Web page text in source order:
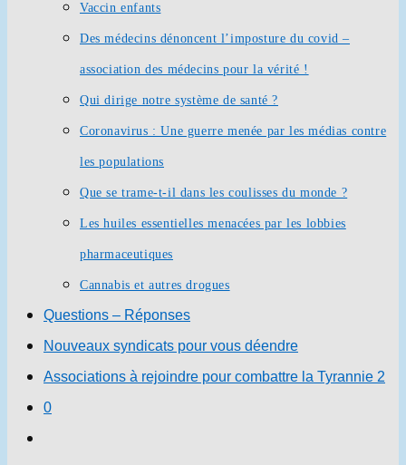
Vaccin enfants
Des médecins dénoncent l’imposture du covid –
association des médecins pour la vérité !
Qui dirige notre système de santé ?
Coronavirus : Une guerre menée par les médias contre
les populations
Que se trame-t-il dans les coulisses du monde ?
Les huiles essentielles menacées par les lobbies
pharmaceutiques
Cannabis et autres drogues
Questions – Réponses
Nouveaux syndicats pour vous déendre
Associations à rejoindre pour combattre la Tyrannie 2
0